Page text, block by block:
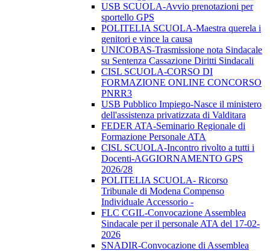
USB SCUOLA-Avvio prenotazioni per
sportello GPS
POLITELIA SCUOLA-Maestra querela i
genitori e vince la causa
UNICOBAS-Trasmissione nota Sindacale
su Sentenza Cassazione Diritti Sindacali
CISL SCUOLA-CORSO DI
FORMAZIONE ONLINE CONCORSO
PNRR3
USB Pubblico Impiego-Nasce il ministero
dell'assistenza privatizzata di Valditara
FEDER ATA-Seminario Regionale di
Formazione Personale ATA
CISL SCUOLA-Incontro rivolto a tutti i
Docenti-AGGIORNAMENTO GPS
2026/28
POLITELIA SCUOLA- Ricorso
Tribunale di Modena Compenso
Individuale Accessorio -
FLC CGIL-Convocazione Assemblea
Sindacale per il personale ATA del 17-02-
2026
SNADIR-Convocazione di Assemblea